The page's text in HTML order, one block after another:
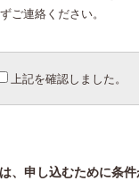
ご連絡ください。
上記を確認しました。
、申し込むために条